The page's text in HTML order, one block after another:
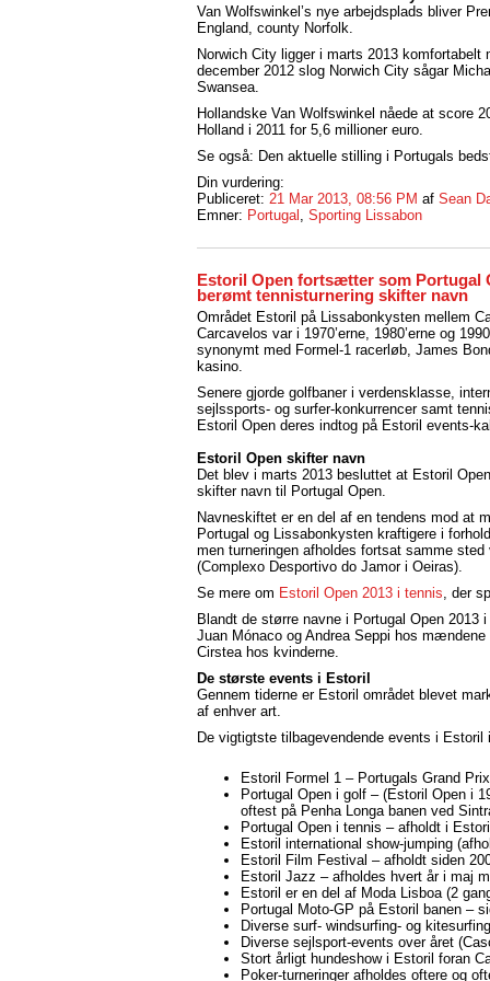
Van Wolfswinkel’s nye arbejdsplads bliver
England, county Norfolk.
Norwich City ligger i marts 2013
december 2012 slog Norwich City sågar
Swansea.
Hollandske Van Wolfswinkel nåede at score
Holland i 2011 for 5,6 millioner euro.
Se også: Den aktuelle stilling i Portugals
Din vurdering:
Publiceret: 21 Mar 2013, 08:56 PM af Sean
Emner: Portugal , Sporting Lissabon
Estoril Open fortsætter som Portugal
berømt tennisturnering skifter navn
Området Estoril på Lissabonkysten mellem
Carcavelos var i 1970’erne, 1980’erne og
synonymt med Formel-1 racerløb, James
kasino.
Senere gjorde golfbaner i verdensklasse,
sejlssports- og surfer-konkurrencer samt
Estoril Open deres indtog på Estoril events-
Estoril Open skifter navn
Det blev i marts 2013 besluttet at Estoril
skifter navn til Portugal Open.
Navneskiftet er en del af en tendens mod at
Portugal og Lissabonkysten kraftigere i
men turneringen afholdes fortsat samme sted
(Complexo Desportivo do Jamor i Oeiras).
Se mere om Estoril Open 2013 i tennis , der
Blandt de større navne i Portugal Open
Juan Mónaco og Andrea Seppi hos
Cirstea hos kvinderne.
De største events i Estoril
Gennem tiderne er Estoril området blevet
af enhver art.
De vigtigtste tilbagevendende events i Estoril
Estoril Formel 1 – Portugals Grand
Portugal Open i golf – (Estoril Open i
oftest på Penha Longa banen ved
Portugal Open i tennis – afholdt i
Estoril international show-jumping
Estoril Film Festival – afholdt siden
Estoril Jazz – afholdes hvert år i maj
Estoril er en del af Moda Lisboa (2
Portugal Moto-GP på Estoril banen –
Diverse surf- windsurfing- og
Diverse sejlsport-events over året
Stort årligt hundeshow i Estoril foran
Poker-turneringer afholdes oftere og